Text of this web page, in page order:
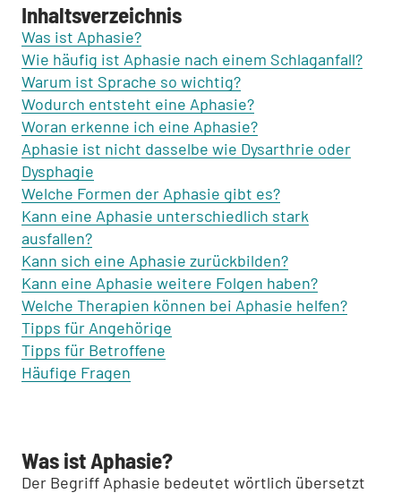
Inhaltsverzeichnis
Was ist Aphasie?
Wie häufig ist Aphasie nach einem Schlaganfall?
Warum ist Sprache so wichtig?
Wodurch entsteht eine Aphasie?
Woran erkenne ich eine Aphasie?
Aphasie ist nicht dasselbe wie Dysarthrie oder
Dysphagie
Welche Formen der Aphasie gibt es?
Kann eine Aphasie unterschiedlich stark
ausfallen?
Kann sich eine Aphasie zurückbilden?
Kann eine Aphasie weitere Folgen haben?
Welche Therapien können bei Aphasie helfen?
Tipps für Angehörige
Tipps für Betroffene
Häufige Fragen
Was ist Aphasie?
Der Begriff Aphasie bedeutet wörtlich übersetzt